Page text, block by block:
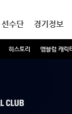
히스토리 엠블럼 캐릭
선수단 경기정보